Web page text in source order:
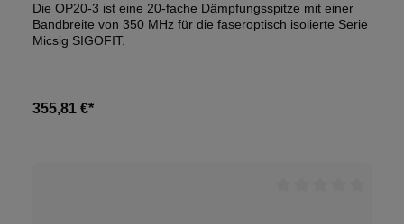
Die OP20-3 ist eine 20-fache Dämpfungsspitze mit einer
Bandbreite von 350 MHz für die faseroptisch isolierte Serie
Micsig SIGOFIT.
355,81 €*